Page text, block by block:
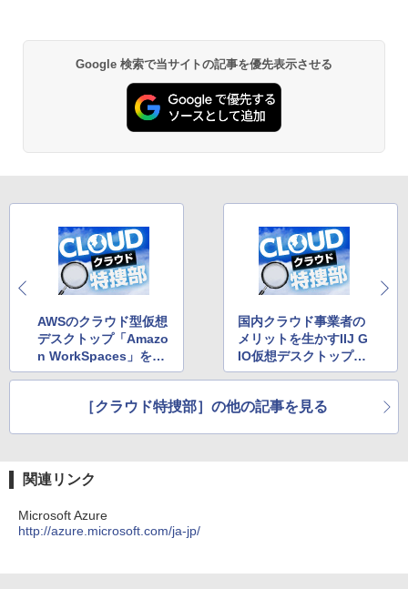
Google 検索で当サイトの記事を優先表示させる
AWSのクラウド型仮想
デスクトップ「Amazo
n WorkSpaces」を試
す
国内クラウド事業者の
メリットを生かすIIJ G
IO仮想デスクトップサ
ービス
［クラウド特捜部］の他の記事を見る
関連リンク
Microsoft Azure
http://azure.microsoft.com/ja-jp/